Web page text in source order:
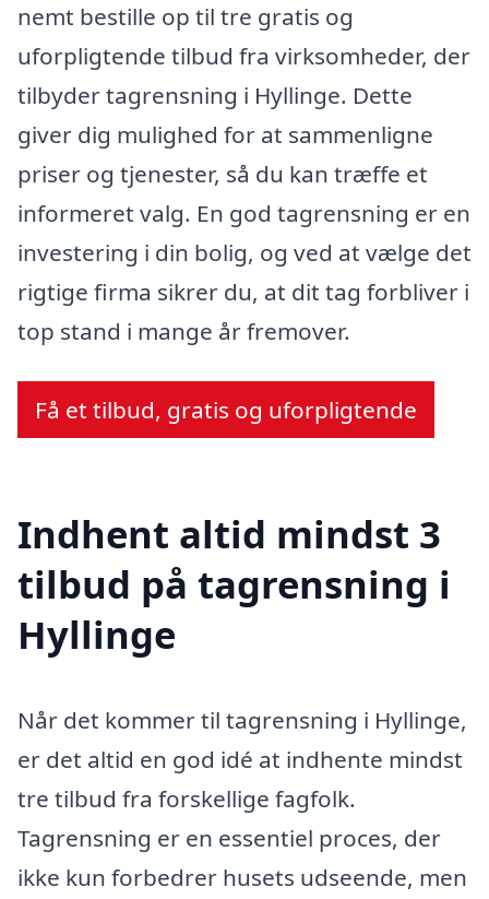
nemt bestille op til tre gratis og
uforpligtende tilbud fra virksomheder, der
tilbyder tagrensning i Hyllinge. Dette
giver dig mulighed for at sammenligne
priser og tjenester, så du kan træffe et
informeret valg. En god tagrensning er en
investering i din bolig, og ved at vælge det
rigtige firma sikrer du, at dit tag forbliver i
top stand i mange år fremover.
Få et tilbud, gratis og uforpligtende
Indhent altid mindst 3
tilbud på tagrensning i
Hyllinge
Når det kommer til tagrensning i Hyllinge,
er det altid en god idé at indhente mindst
tre tilbud fra forskellige fagfolk.
Tagrensning er en essentiel proces, der
ikke kun forbedrer husets udseende, men